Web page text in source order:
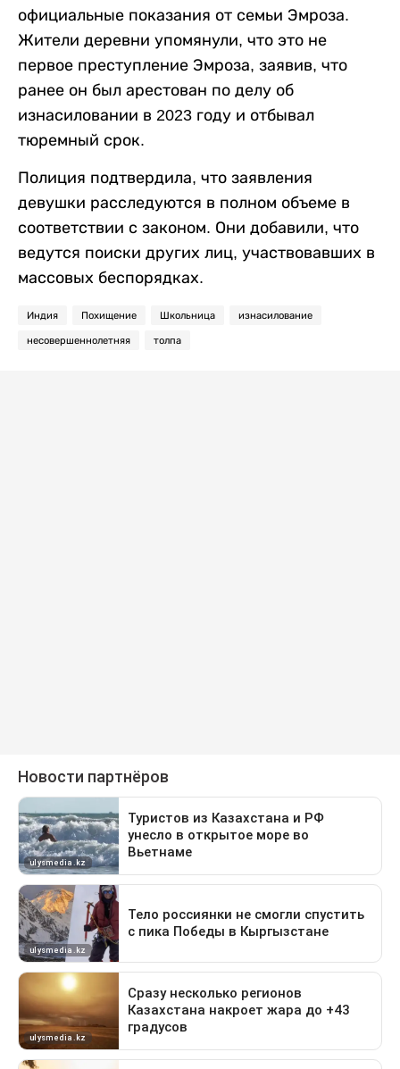
официальные показания от семьи Эмроза.
Жители деревни упомянули, что это не
первое преступление Эмроза, заявив, что
ранее он был арестован по делу об
изнасиловании в 2023 году и отбывал
тюремный срок.
Полиция подтвердила, что заявления
девушки расследуются в полном объеме в
соответствии с законом. Они добавили, что
ведутся поиски других лиц, участвовавших в
массовых беспорядках.
Индия Похищение Школьница изнасилование
несовершеннолетняя толпа